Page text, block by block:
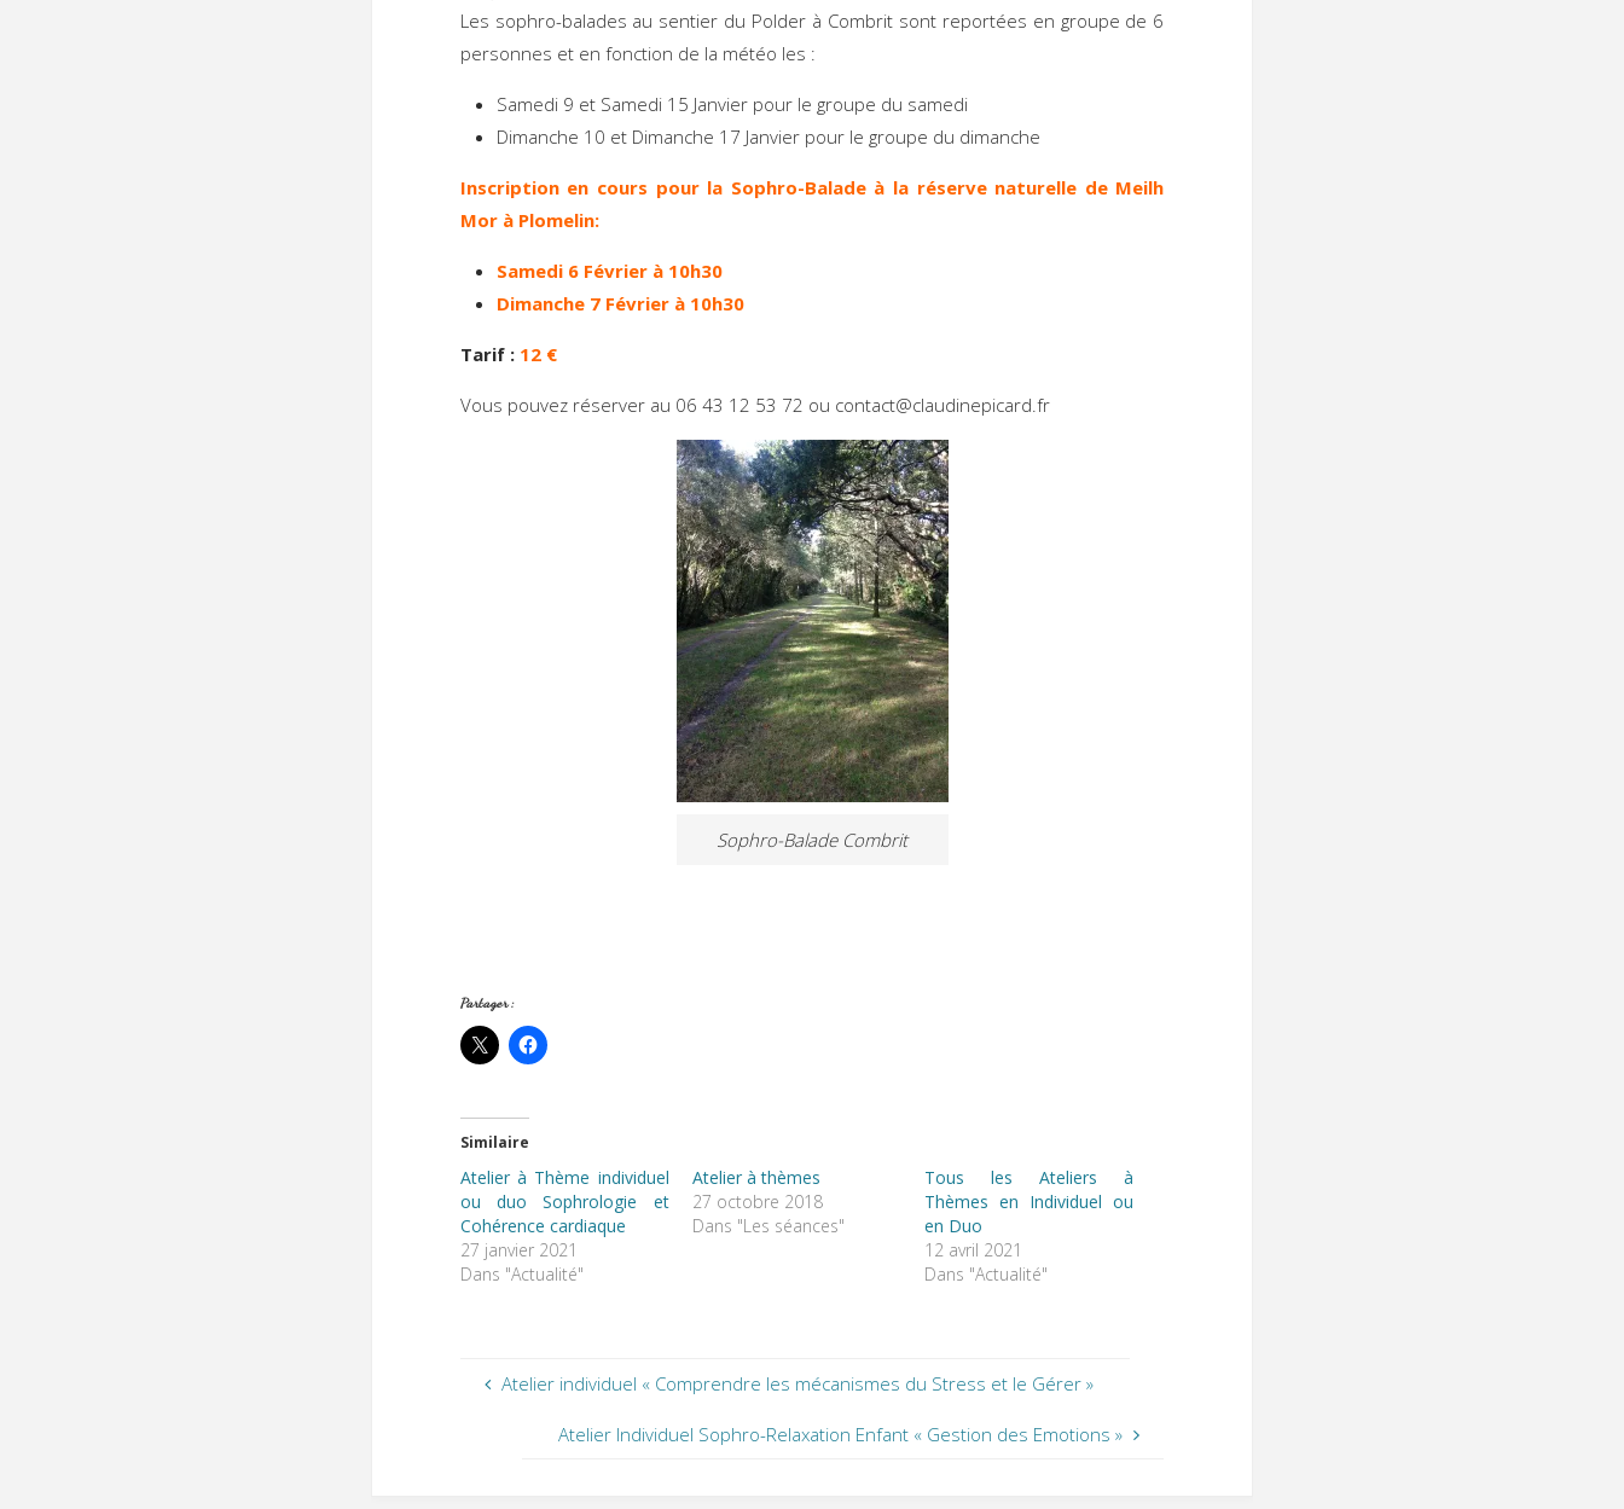
Les sophro-balades au sentier du Polder à Combrit sont reportées en groupe de 6
personnes et en fonction de la météo les :
Samedi 9 et Samedi 15 Janvier pour le groupe du samedi
Dimanche 10 et Dimanche 17 Janvier pour le groupe du dimanche
Inscription en cours pour la Sophro-Balade à la réserve naturelle de Meilh
Mor à Plomelin:
Samedi 6 Février à 10h30
Dimanche 7 Février à 10h30
Tarif : 12 €
Vous pouvez réserver au 06 43 12 53 72 ou contact@claudinepicard.fr
Sophro-Balade Combrit
Partager :
Similaire
Atelier à Thème individuel
ou duo Sophrologie et
Cohérence cardiaque
27 janvier 2021
Dans "Actualité"
Atelier à thèmes
27 octobre 2018
Dans "Les séances"
Tous les Ateliers à
Thèmes en Individuel ou
en Duo
12 avril 2021
Dans "Actualité"
Atelier individuel « Comprendre les mécanismes du Stress et le Gérer »
Atelier Individuel Sophro-Relaxation Enfant « Gestion des Emotions »